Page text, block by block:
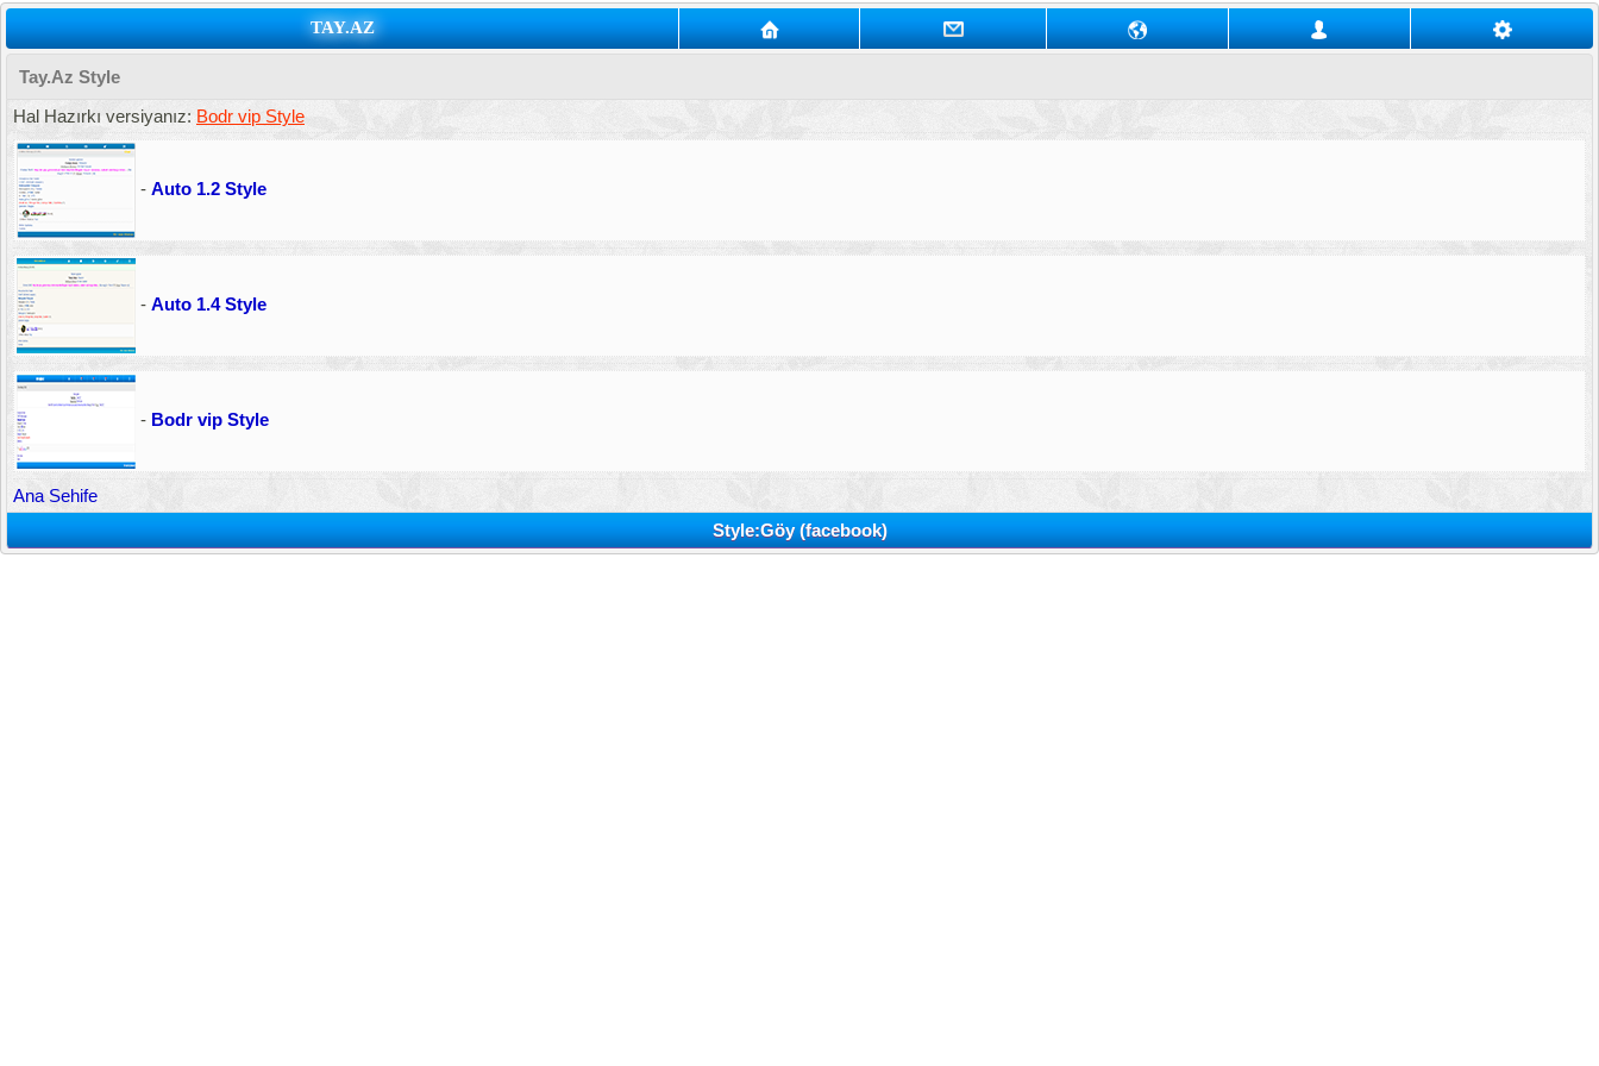
TAY.AZ
Tay.Az Style
Hal Hazırkı versiyanız: Bodr vip Style
- Auto 1.2 Style
- Auto 1.4 Style
- Bodr vip Style
Ana Sehife
Style:Göy (facebook)